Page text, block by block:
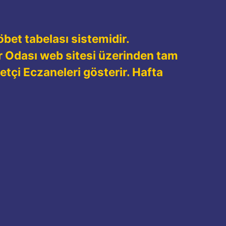
tabelası sistemidir.
web sitesi üzerinden tam
Eczaneleri gösterir. Hafta